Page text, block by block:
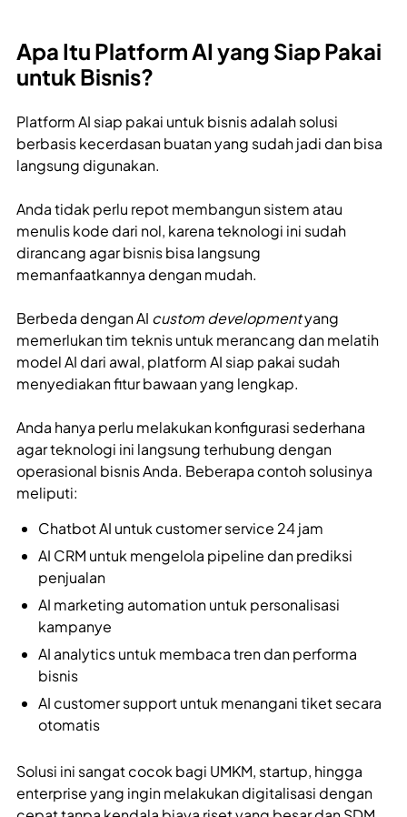
Apa Itu Platform AI yang Siap Pakai
untuk Bisnis?
Platform AI siap pakai untuk bisnis adalah solusi
berbasis kecerdasan buatan yang sudah jadi dan bisa
langsung digunakan.
Anda tidak perlu repot membangun sistem atau
menulis kode dari nol, karena teknologi ini sudah
dirancang agar bisnis bisa langsung
memanfaatkannya dengan mudah.
Berbeda dengan AI custom developmentyang
memerlukan tim teknis untuk merancang dan melatih
model AI dari awal, platform AI siap pakai sudah
menyediakan fitur bawaan yang lengkap.
Anda hanya perlu melakukan konfigurasi sederhana
agar teknologi ini langsung terhubung dengan
operasional bisnis Anda. Beberapa contoh solusinya
meliputi:
Chatbot AI untuk customer service 24 jam
AI CRM untuk mengelola pipeline dan prediksi
penjualan
AI marketing automation untuk personalisasi
kampanye
AI analytics untuk membaca tren dan performa
bisnis
AI customer support untuk menangani tiket secara
otomatis
Solusi ini sangat cocok bagi UMKM, startup, hingga
enterprise yang ingin melakukan digitalisasi dengan